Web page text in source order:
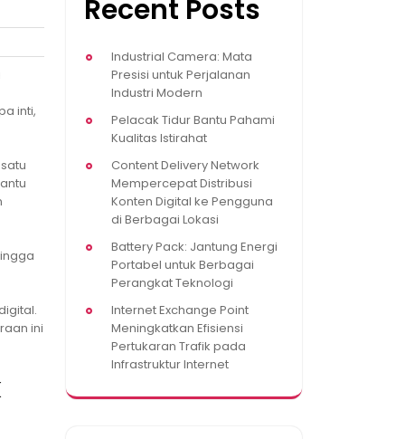
inti,
ini
Recent Posts
Industrial Camera: Mata
Presisi untuk Perjalanan
Industri Modern
Pelacak Tidur Bantu Pahami
Kualitas Istirahat
Content Delivery Network
Mempercepat Distribusi
Konten Digital ke Pengguna
di Berbagai Lokasi
Battery Pack: Jantung Energi
Portabel untuk Berbagai
Perangkat Teknologi
Internet Exchange Point
Meningkatkan Efisiensi
Pertukaran Trafik pada
Infrastruktur Internet